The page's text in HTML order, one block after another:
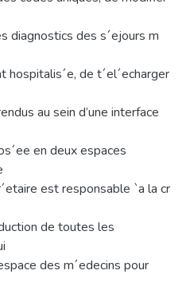
diagnostics des s´ejours m
de t´el´echarger
au sein d’une interface
en deux espaces
est responsable `a la cr
de toutes les
des m´edecins pour